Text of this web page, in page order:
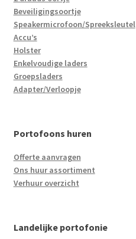
Beveiligingsoortje
Speakermicrofoon/Spreeksleutel
Accu’s
Holster
Enkelvoudige laders
Groepsladers
Adapter/Verloopje
Portofoons huren
Offerte aanvragen
Ons huur assortiment
Verhuur overzicht
Landelijke portofonie